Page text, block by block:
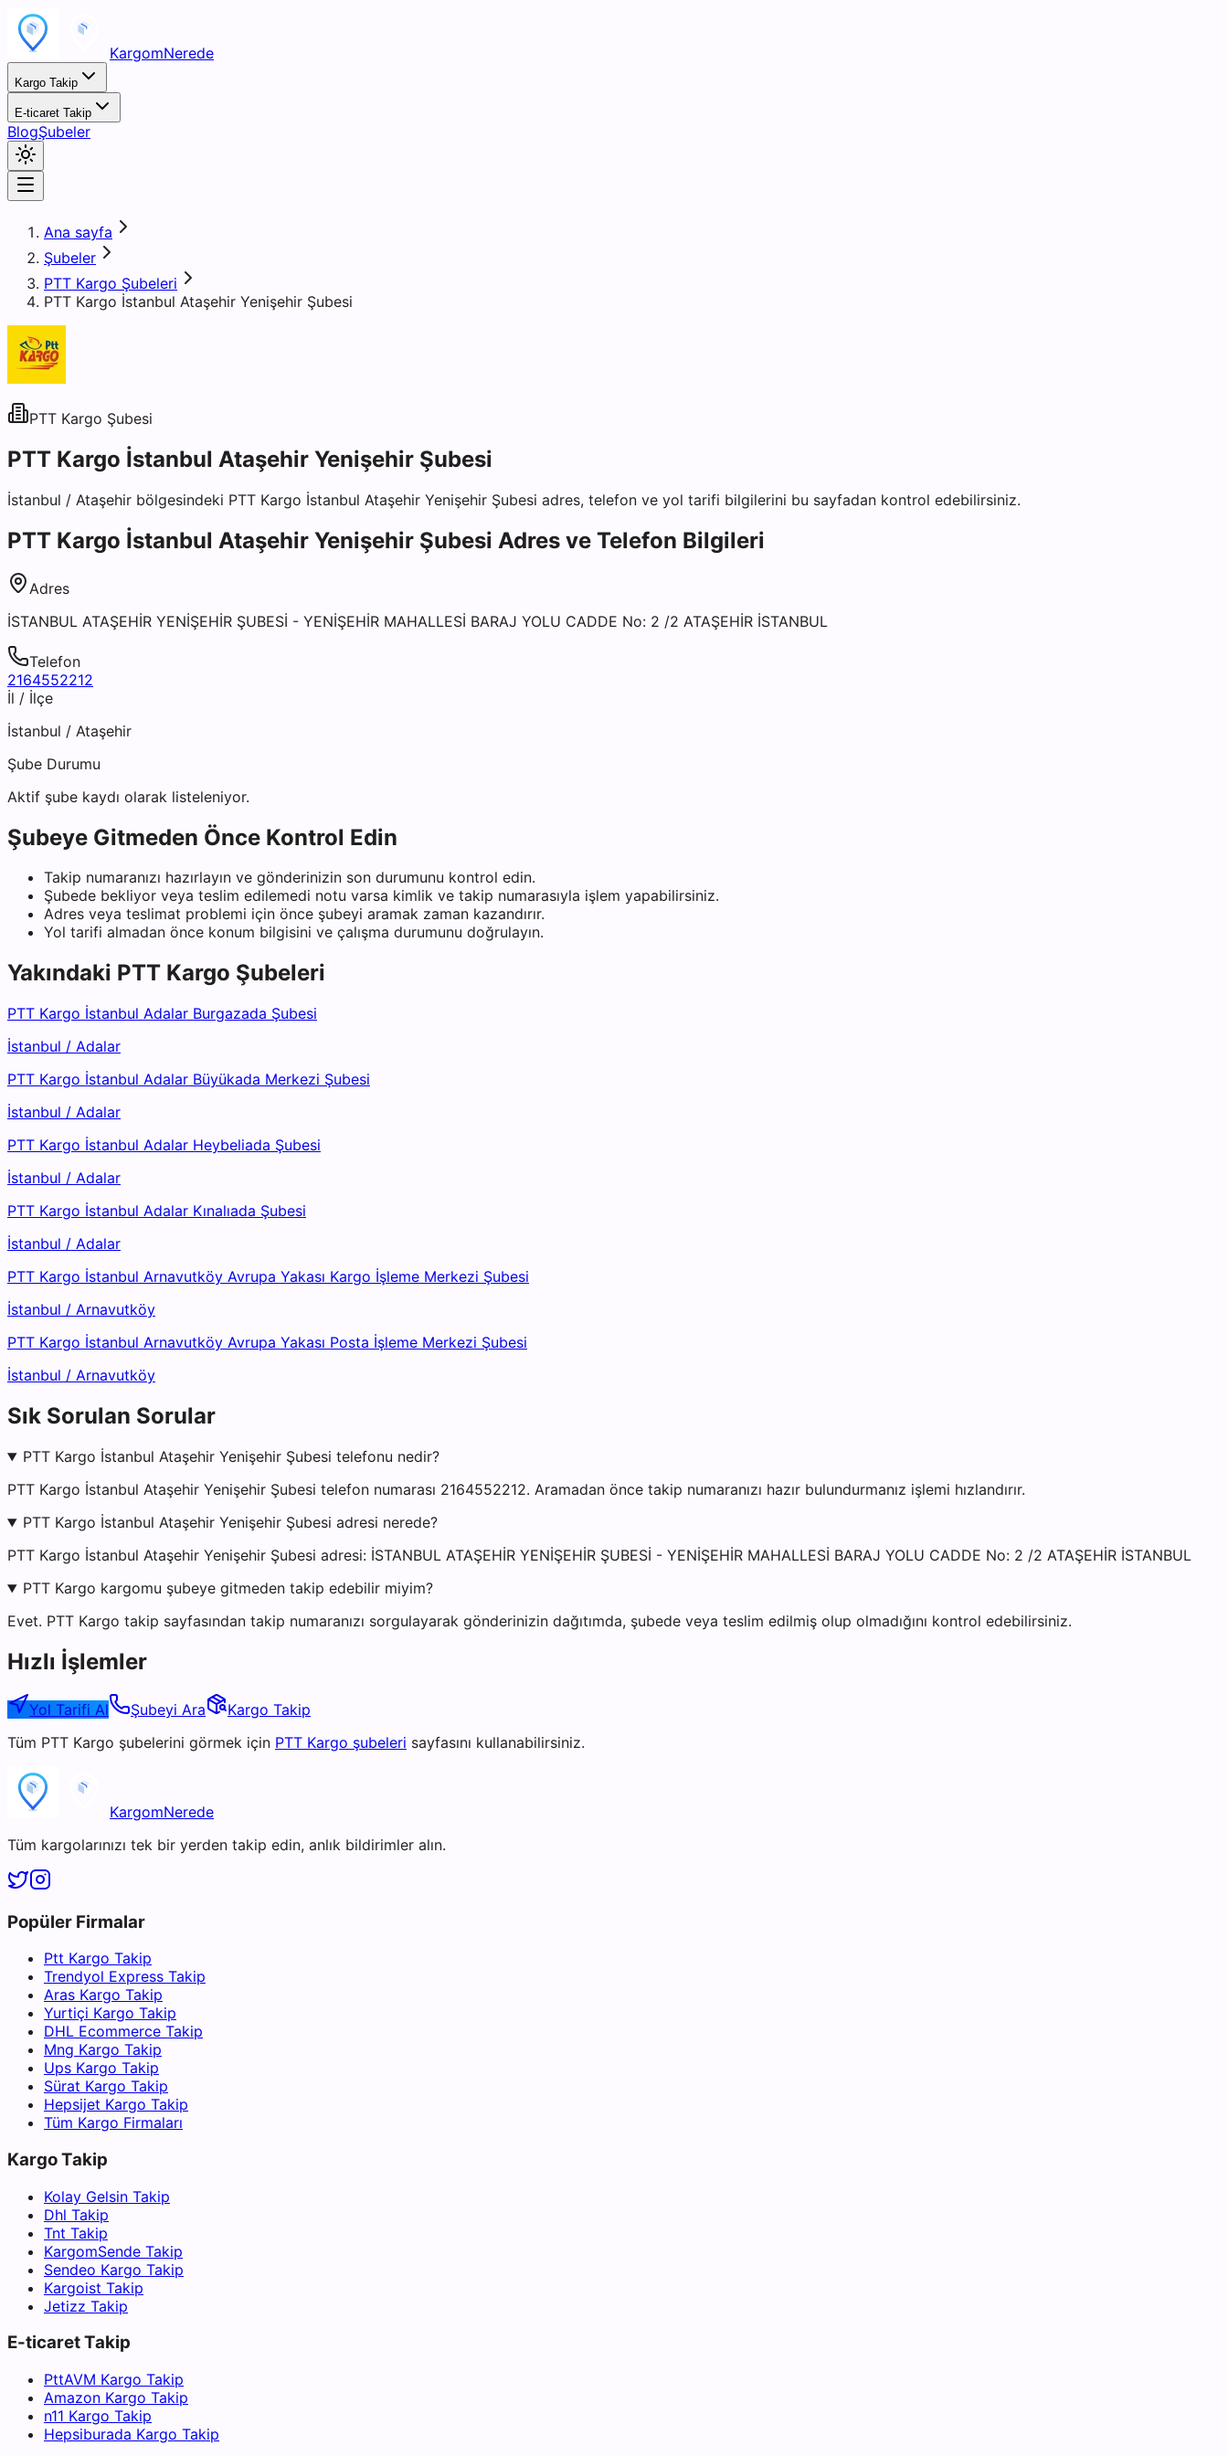
KargomNerede
Kargo Takip
E-ticaret Takip
BlogŞubeler
Ana sayfa
Şubeler
PTT Kargo Şubeleri
PTT Kargo İstanbul Ataşehir Yenişehir Şubesi
PTT Kargo Şubesi
PTT Kargo İstanbul Ataşehir Yenişehir Şubesi
İstanbul / Ataşehir bölgesindeki PTT Kargo İstanbul Ataşehir Yenişehir Şubesi adres, telefon ve yol tarifi bilgilerini bu sayfadan kontrol edebilirsiniz.
PTT Kargo İstanbul Ataşehir Yenişehir Şubesi Adres ve Telefon Bilgileri
Adres
İSTANBUL ATAŞEHİR YENİŞEHİR ŞUBESİ - YENİŞEHİR MAHALLESİ BARAJ YOLU CADDE No: 2 /2 ATAŞEHİR İSTANBUL
Telefon
2164552212
İl / İlçe
İstanbul / Ataşehir
Şube Durumu
Aktif şube kaydı olarak listeleniyor.
Şubeye Gitmeden Önce Kontrol Edin
Takip numaranızı hazırlayın ve gönderinizin son durumunu kontrol edin.
Şubede bekliyor veya teslim edilemedi notu varsa kimlik ve takip numarasıyla işlem yapabilirsiniz.
Adres veya teslimat problemi için önce şubeyi aramak zaman kazandırır.
Yol tarifi almadan önce konum bilgisini ve çalışma durumunu doğrulayın.
Yakındaki PTT Kargo Şubeleri
PTT Kargo İstanbul Adalar Burgazada Şubesi
İstanbul / Adalar
PTT Kargo İstanbul Adalar Büyükada Merkezi Şubesi
İstanbul / Adalar
PTT Kargo İstanbul Adalar Heybeliada Şubesi
İstanbul / Adalar
PTT Kargo İstanbul Adalar Kınalıada Şubesi
İstanbul / Adalar
PTT Kargo İstanbul Arnavutköy Avrupa Yakası Kargo İşleme Merkezi Şubesi
İstanbul / Arnavutköy
PTT Kargo İstanbul Arnavutköy Avrupa Yakası Posta İşleme Merkezi Şubesi
İstanbul / Arnavutköy
Sık Sorulan Sorular
PTT Kargo İstanbul Ataşehir Yenişehir Şubesi telefonu nedir?
PTT Kargo İstanbul Ataşehir Yenişehir Şubesi telefon numarası 2164552212. Aramadan önce takip numaranızı hazır bulundurmanız işlemi hızlandırır.
PTT Kargo İstanbul Ataşehir Yenişehir Şubesi adresi nerede?
PTT Kargo İstanbul Ataşehir Yenişehir Şubesi adresi: İSTANBUL ATAŞEHİR YENİŞEHİR ŞUBESİ - YENİŞEHİR MAHALLESİ BARAJ YOLU CADDE No: 2 /2 ATAŞEHİR İSTANBUL
PTT Kargo kargomu şubeye gitmeden takip edebilir miyim?
Evet. PTT Kargo takip sayfasından takip numaranızı sorgulayarak gönderinizin dağıtımda, şubede veya teslim edilmiş olup olmadığını kontrol edebilirsiniz.
Hızlı İşlemler
Yol Tarifi Al Şubeyi Ara
Kargo Takip
Tüm PTT Kargo şubelerini görmek için PTT Kargo şubeleri sayfasını kullanabilirsiniz.
KargomNerede
Tüm kargolarınızı tek bir yerden takip edin, anlık bildirimler alın.
Popüler Firmalar
Ptt Kargo Takip
Trendyol Express Takip
Aras Kargo Takip
Yurtiçi Kargo Takip
DHL Ecommerce Takip
Mng Kargo Takip
Ups Kargo Takip
Sürat Kargo Takip
Hepsijet Kargo Takip
Tüm Kargo Firmaları
Kargo Takip
Kolay Gelsin Takip
Dhl Takip
Tnt Takip
KargomSende Takip
Sendeo Kargo Takip
Kargoist Takip
Jetizz Takip
E-ticaret Takip
PttAVM Kargo Takip
Amazon Kargo Takip
n11 Kargo Takip
Hepsiburada Kargo Takip